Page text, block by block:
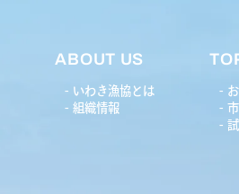
ABOUT US
いわき漁協とは
組織情報